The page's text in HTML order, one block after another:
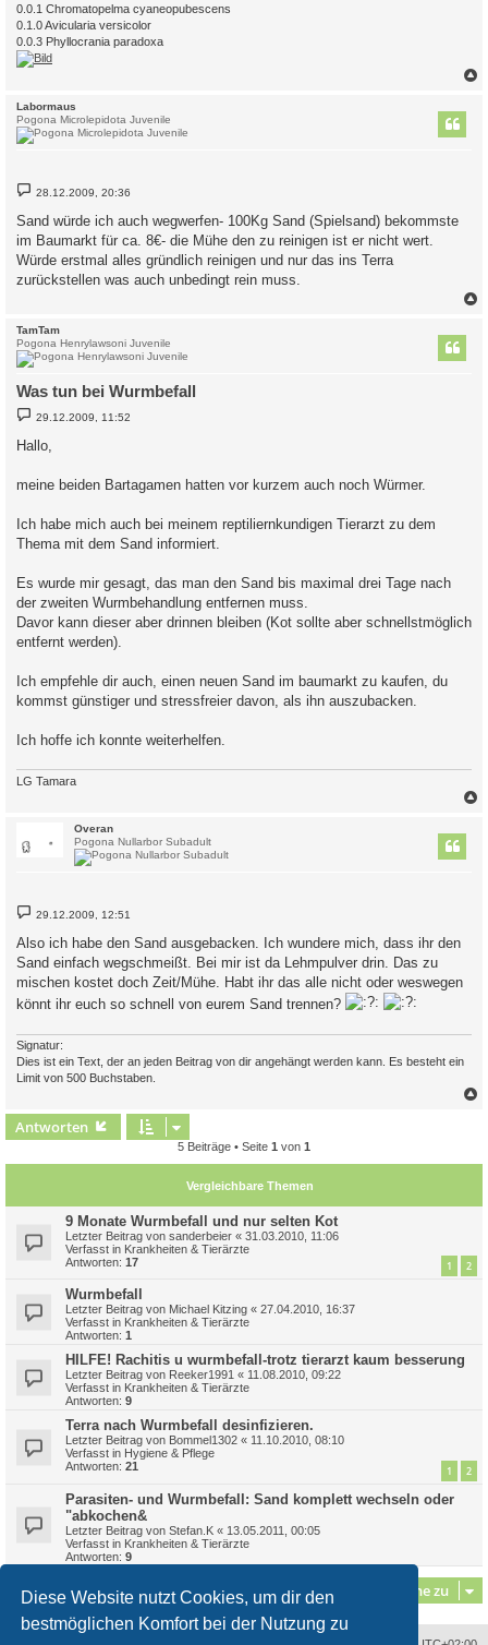
Diese Website nutzt Cookies, um dir den
bestmöglichen Komfort bei der Nutzung zu
0.0.1 Chromatopelma cyaneopubescens
0.1.0 Avicularia versicolor
0.0.3 Phyllocrania paradoxa
Labormaus
Pogona Microlepidota Juvenile
B
t
a
g
28.12.2009, 20:36
Sand würde ich auch wegwerfen- 100Kg Sand (Spielsand) bekommste
im Baumarkt für ca. 8€- die Mühe den zu reinigen ist er nicht wert.
Würde erstmal alles gründlich reinigen und nur das ins Terra
zurückstellen was auch unbedingt rein muss.
TamTam
Pogona Henrylawsoni Juvenile
Was tun bei Wurmbefall
B
e
i
t
a
g
29.12.2009, 11:52
Hallo,
meine beiden Bartagamen hatten vor kurzem auch noch Würmer.
Ich habe mich auch bei meinem reptiliernkundigen Tierarzt zu dem
Thema mit dem Sand informiert.
Es wurde mir gesagt, das man den Sand bis maximal drei Tage nach
der zweiten Wurmbehandlung entfernen muss.
Davor kann dieser aber drinnen bleiben (Kot sollte aber schnellstmöglich
entfernt werden).
Ich empfehle dir auch, einen neuen Sand im baumarkt zu kaufen, du
kommst günstiger und stressfreier davon, als ihn auszubacken.
Ich hoffe ich konnte weiterhelfen.
LG Tamara
Overan
Pogona Nullarbor Subadult
B
e
t
r
g
29.12.2009, 12:51
Also ich habe den Sand ausgebacken. Ich wundere mich, dass ihr den
Sand einfach wegschmeißt. Bei mir ist da Lehmpulver drin. Das zu
mischen kostet doch Zeit/Mühe. Habt ihr das alle nicht oder weswegen
könnt ihr euch so schnell von eurem Sand trennen?
Signatur:
Dies ist ein Text, der an jeden Beitrag von dir angehängt werden kann. Es besteht ein
Limit von 500 Buchstaben.
b
Antworten
5 Beiträge • Seite 1 von 1
Vergleichbare Themen
9 Monate Wurmbefall und nur selten Kot
Letzter Beitrag von sanderbeier « 31.03.2010, 11:06
Verfasst in Krankheiten & Tierärzte
Antworten: 17 1 2
Wurmbefall
Letzter Beitrag von Michael Kitzing « 27.04.2010, 16:37
Verfasst in Krankheiten & Tierärzte
Antworten: 1
HILFE! Rachitis u wurmbefall-trotz tierarzt kaum besserung
Letzter Beitrag von Reeker1991 « 11.08.2010, 09:22
Verfasst in Krankheiten & Tierärzte
Antworten: 9
Terra nach Wurmbefall desinfizieren.
Letzter Beitrag von Bommel1302 « 11.10.2010, 08:10
Verfasst in Hygiene & Pflege
Antworten: 21 1 2
Parasiten- und Wurmbefall: Sand komplett wechseln oder
"abkochen&
Letzter Beitrag von Stefan.K « 13.05.2011, 00:05
Verfasst in Krankheiten & Tierärzte
Antworten: 9
Gehe zu